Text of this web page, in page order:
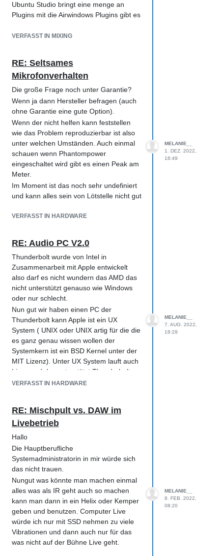
anderes ausprobieren wie zum Beispiel
ein e604 was eigentlich ein Tom Mic sein
gut schaut komisch aus).
Ubuntu Studio bringt eine menge an
Plugins mit die Airwindows Plugins gibt es
nichts was dir fehlen würde.
doch mein gewohntes System wichtiger
und mit dem Subscription Chaos das die
hatten und zurückgerudert sind wurde bei
mir bestätigt das ich auf der Open Source
schiene bleiben will und den
Programmierern immer mal wieder eine
Spende gebe für die Arbeit. Linux ist auch
sehr gut in Bezug auf Audio Hardware
Pipewire habe ich gerade bei mir eine
Teststellung mit Native AVB am laufen
geht prima genauso wie am Mac aber
Im Gesamten ist es eh fraglich wie das
ich dann in ein paar Jahren ein Projekt
Remixen muß gehen dann noch alle
Plugins habe ich dann noch wirklich das
was gebraucht wird oder wird das ein
riesen gefrickel bei Open Source kann ich
mir den Code herunterladen und auf
einem neueren System Kompilieren und
habe den Stand von damals bei
Kaufsoftware geht das nicht.
VERFASST IN MIXING
RE: Seltsames
Mikrofonverhalten
Die große Frage noch unter Garantie?
Wenn ja dann Hersteller befragen (auch
ohne Garantie eine gute Option).
Wenn der nicht helfen kann feststellen
wie das Problem reproduzierbar ist also
unter welchen Umständen. Auch einmal
schauen wenn Phantompower
eingeschaltet wird gibt es einen Peak am
Meter.
Im Moment ist das noch sehr undefiniert
und kann alles sein von Lötstelle nicht gut
Elektronik hat etwas. Aufschrauben erst
VERFASST IN HARDWARE
MELANIE__
1. DEZ. 2022,
18:49
RE: Audio PC V2.0
Thunderbolt wurde von Intel in
Zusammenarbeit mit Apple entwickelt
also darf es nicht wundern das AMD das
nicht unterstützt genauso wie Windows
oder nur schlecht.
Nun gut wir haben einen PC der
Thunderbolt kann Apple ist ein UX
System ( UNIX oder UNIX artig für die die
es ganz genau wissen wollen der
Systemkern ist ein BSD Kernel unter der
MIT Lizenz). Unter UX System lauft auch
Linux und das unterstützt Thunderbolt
out of the box im gesamten
Hadrware lauffähig).
Linux fällt in dieser Runde, einmal
ausgenommen von mir als Linux
Professional Level 3, weg da muss man
sich zu gut auskennen als Ottonormal PC
User das machen könnte.
Ich würde da einen Mac empfehlen da
gibt dann auch keine Einschränkungen
mit Software da alle Firmen auch dafür
die Software programmieren.
VERFASST IN HARDWARE
MELANIE__
7. AUG. 2022,
18:29
RE: Mischpult vs. DAW im
Livebetrieb
Hallo
Die Hauptberufliche
Systemadministratorin in mir würde sich
das nicht trauen.
Nungut was könnte man machen einmal
alles was als IR geht auch so machen
kann man dann in ein Helix oder Kemper
geben und benutzen. Computer Live
würde ich nur mit SSD nehmen zu viele
Vibrationen und dann auch nur für das
was nicht auf der Bühne Live geht.
MELANIE__
8. FEB. 2022,
08:20